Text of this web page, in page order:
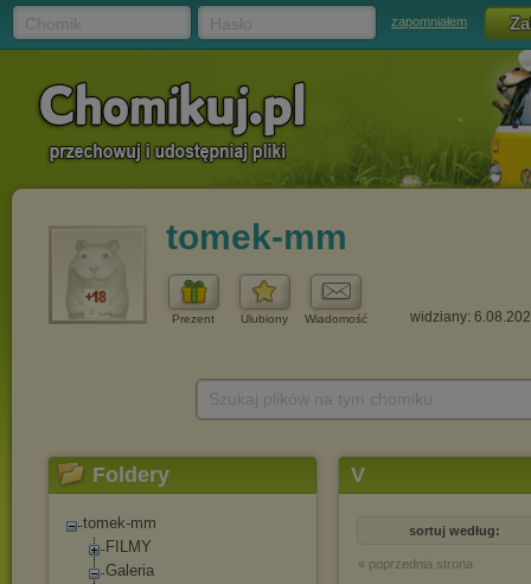
zapomniałem
tomek-mm
Prezent Ulubiony Wiadomość widziany:
Foldery
tomek-mm
FILMY
Galeria
V
sortuj według:
« poprzednia strona